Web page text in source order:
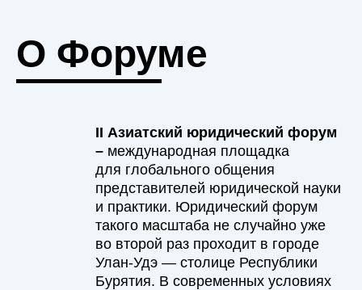
О Форуме
II Азиатский юридический форум
–международная площадка
для глобального общения
представителей юридической науки
и практики. Юридический форум
такого масштаба не случайно уже
во второй раз проходит в городе
Улан-Удэ — столице Республики
Бурятия. В современных условиях